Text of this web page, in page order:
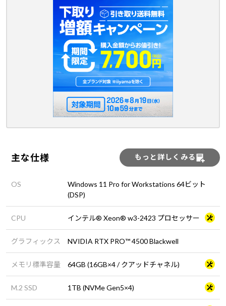
主な仕様 もっと詳しくみる
OS
Windows 11 Pro for Workstations 64ビット
(DSP)
CPU インテル® Xeon® w3-2423 プロセッサー
グラフィックス NVIDIA RTX PRO™ 4500 Blackwell
メモリ標準容量 64GB (16GB×4 / クアッドチャネル)
M.2 SSD 1TB (NVMe Gen5×4)